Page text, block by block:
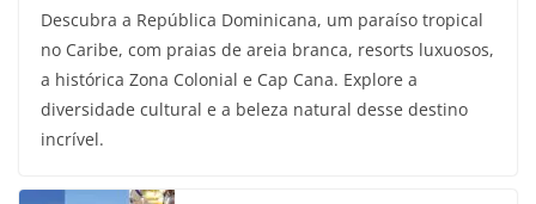
Descubra a República Dominicana, um paraíso tropical
no Caribe, com praias de areia branca, resorts luxuosos,
a histórica Zona Colonial e Cap Cana. Explore a
diversidade cultural e a beleza natural desse destino
incrível.